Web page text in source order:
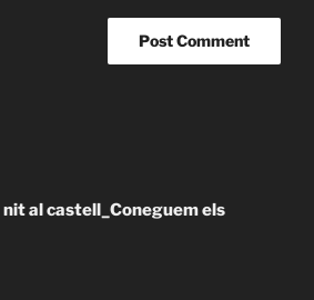
nit al castell_Coneguem els